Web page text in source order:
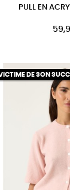
PULL EN
Prix
DE SON